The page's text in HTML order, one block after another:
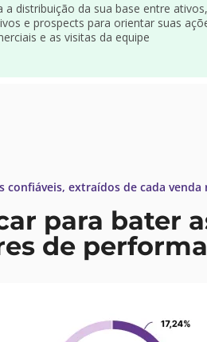
a distribuição da sua base entre ativos,
e prospects para orientar suas
e as visitas da equipe
confiáveis, extraídos de cada venda
para bater
de